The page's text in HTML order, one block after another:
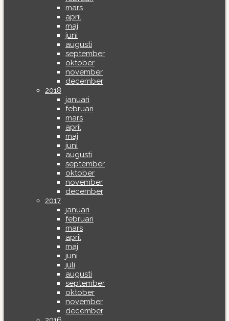
mars
april
maj
juni
augusti
september
oktober
november
december
2018
januari
februari
mars
april
maj
juni
augusti
september
oktober
november
december
2017
januari
februari
mars
april
maj
juni
juli
augusti
september
oktober
november
december